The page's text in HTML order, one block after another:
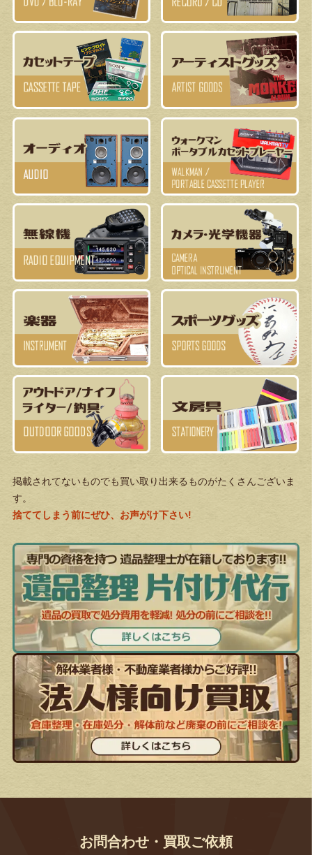
掲載されてないものでも買い取り出来るものがたくさんございま
す。
捨ててしまう前にぜひ、お声がけ下さい!
お問合わせ・買取ご依頼